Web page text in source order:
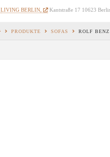
LIVING BERLIN, Kantstraße 17 10623
PRODUKTE SOFAS ROLF